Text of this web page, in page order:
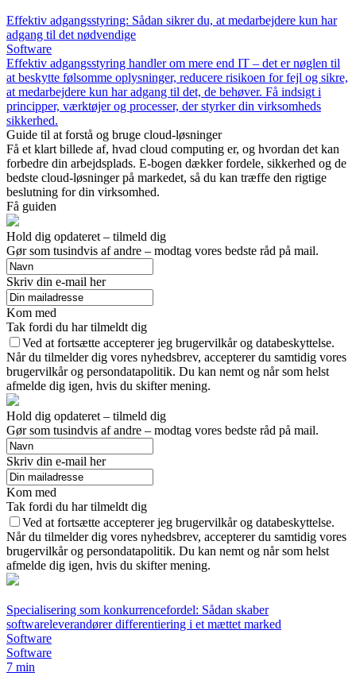
Effektiv adgangsstyring: Sådan sikrer du, at medarbejdere kun har
adgang til det nødvendige
Software
Effektiv adgangsstyring handler om mere end IT – det er nøglen til
at beskytte følsomme oplysninger, reducere risikoen for fejl og sikre,
at medarbejdere kun har adgang til det, de behøver. Få indsigt i
principper, værktøjer og processer, der styrker din virksomheds
sikkerhed.
Guide til at forstå og bruge cloud-løsninger
Få et klart billede af, hvad cloud computing er, og hvordan det kan
forbedre din arbejdsplads. E-bogen dækker fordele, sikkerhed og de
bedste cloud-løsninger på markedet, så du kan træffe den rigtige
beslutning for din virksomhed.
Få guiden
Hold dig opdateret – tilmeld dig
Gør som tusindvis af andre – modtag vores bedste råd på mail.
Skriv din e-mail her
Kom med
Tak fordi du har tilmeldt dig
Ved at fortsætte accepterer jeg brugervilkår og databeskyttelse.
Når du tilmelder dig vores nyhedsbrev, accepterer du samtidig vores
brugervilkår og persondatapolitik. Du kan nemt og når som helst
afmelde dig igen, hvis du skifter mening.
Hold dig opdateret – tilmeld dig
Gør som tusindvis af andre – modtag vores bedste råd på mail.
Skriv din e-mail her
Kom med
Tak fordi du har tilmeldt dig
Ved at fortsætte accepterer jeg brugervilkår og databeskyttelse.
Når du tilmelder dig vores nyhedsbrev, accepterer du samtidig vores
brugervilkår og persondatapolitik. Du kan nemt og når som helst
afmelde dig igen, hvis du skifter mening.
Specialisering som konkurrencefordel: Sådan skaber
softwareleverandører differentiering i et mættet marked
Software
Software
7 min